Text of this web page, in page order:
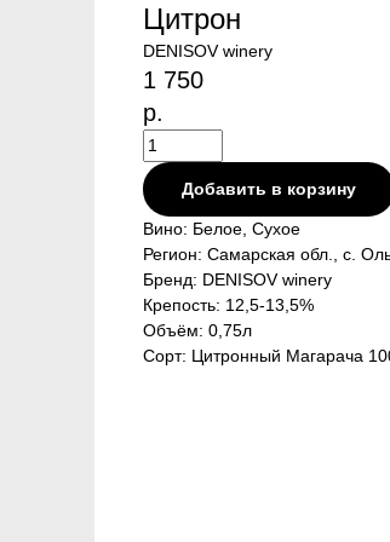
Цитрон
DENISOV winery
1 750
р.
Добавить в корзину
Вино: Белое, Сухое
Регион: Самарская обл., с.
Бренд: DENISOV winery
Крепость: 12,5-13,5%
Объём: 0,75л
Сорт: Цитронный Магарача